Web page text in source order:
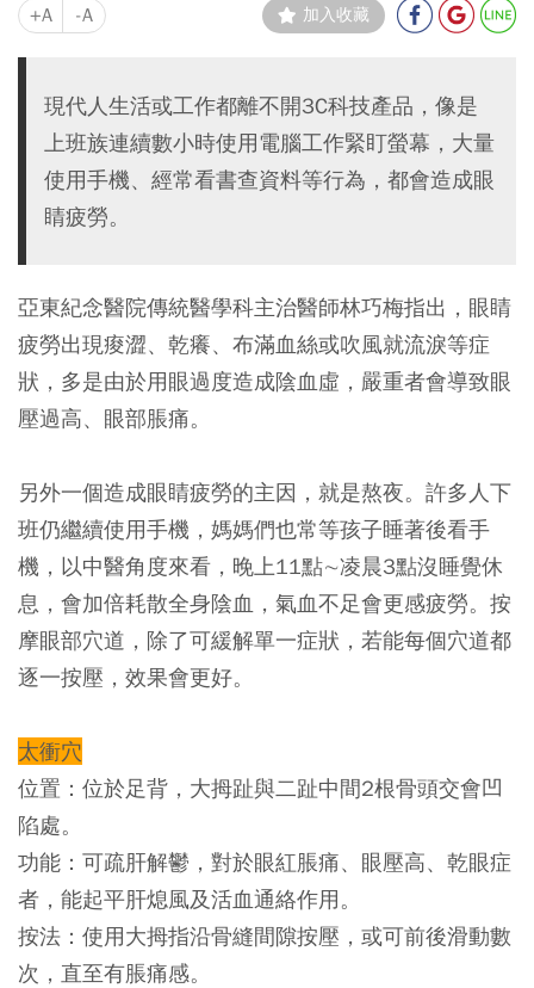
+A -A 加入收藏
現代人生活或工作都離不開3C科技產品，像是
上班族連續數小時使用電腦工作緊盯螢幕，大量
使用手機、經常看書查資料等行為，都會造成眼
睛疲勞。
亞東紀念醫院傳統醫學科主治醫師林巧梅指出，眼睛
疲勞出現痠澀、乾癢、布滿血絲或吹風就流淚等症
狀，多是由於用眼過度造成陰血虛，嚴重者會導致眼
壓過高、眼部脹痛。
另外一個造成眼睛疲勞的主因，就是熬夜。許多人下
班仍繼續使用手機，媽媽們也常等孩子睡著後看手
機，以中醫角度來看，晚上11點∼凌晨3點沒睡覺休
息，會加倍耗散全身陰血，氣血不足會更感疲勞。按
摩眼部穴道，除了可緩解單一症狀，若能每個穴道都
逐一按壓，效果會更好。
太衝穴
位置： 位於足背，大拇趾與二趾中間2根骨頭交會凹
陷處。
功能： 可疏肝解鬱，對於眼紅脹痛、眼壓高、乾眼症
者，能起平肝熄風及活血通絡作用。
按法： 使用大拇指沿骨縫間隙按壓，或可前後滑動數
次，直至有脹痛感。